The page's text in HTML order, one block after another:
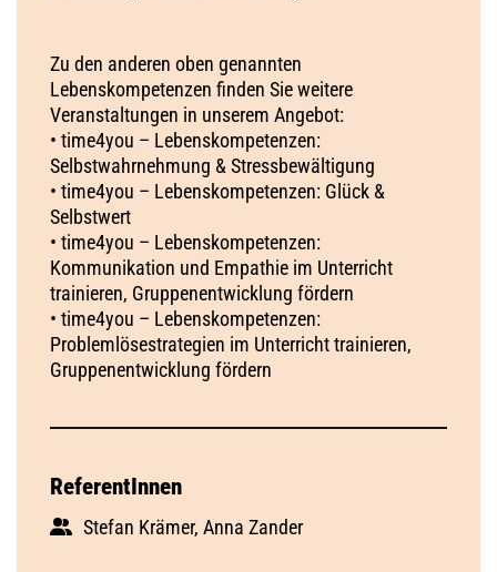
Zu den anderen oben genannten
Lebenskompetenzen finden Sie weitere
Veranstaltungen in unserem Angebot:
• time4you – Lebenskompetenzen:
Selbstwahrnehmung & Stressbewältigung
• time4you – Lebenskompetenzen: Glück &
Selbstwert
• time4you – Lebenskompetenzen:
Kommunikation und Empathie im Unterricht
trainieren, Gruppenentwicklung fördern
• time4you – Lebenskompetenzen:
Problemlösestrategien im Unterricht trainieren,
Gruppenentwicklung fördern
ReferentInnen
Stefan Krämer, Anna Zander